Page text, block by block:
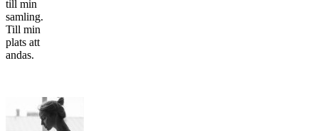
till min
samling.
Till min
plats att
andas.